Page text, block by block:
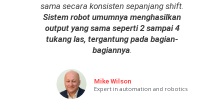
sama secara konsisten sepanjang shift.
Sistem robot umumnya menghasilkan
output yang sama seperti 2 sampai 4
tukang las, tergantung pada bagian-
bagiannya.
Mike Wilson
Expert in automation and robotics